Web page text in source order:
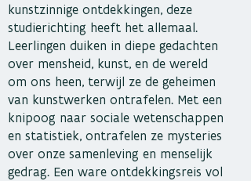
kunstzinnige ontdekkingen, deze
studierichting heeft het allemaal.
Leerlingen duiken in diepe gedachten
over mensheid, kunst, en de wereld
om ons heen, terwijl ze de geheimen
van kunstwerken ontrafelen. Met een
knipoog naar sociale wetenschappen
en statistiek, ontrafelen ze mysteries
over onze samenleving en menselijk
gedrag. Een ware ontdekkingsreis vol